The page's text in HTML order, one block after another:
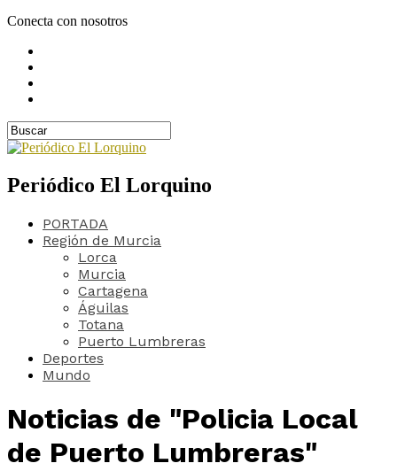
Conecta con nosotros
Periódico El Lorquino
PORTADA
Región de Murcia
Lorca
Murcia
Cartagena
Águilas
Totana
Puerto Lumbreras
Deportes
Mundo
Noticias de "Policia Local
de Puerto Lumbreras"